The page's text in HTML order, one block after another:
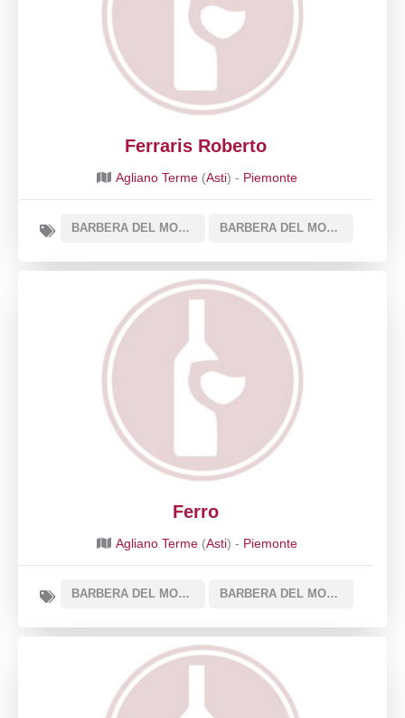
Ferraris Roberto
Agliano Terme(Asti) - Piemonte
BARBERA DEL MONFERRATO DOC BARBERA DEL MONFERRATO SUPERIORE DOCG
Ferro
Agliano Terme(Asti) - Piemonte
BARBERA DEL MONFERRATO DOC BARBERA DEL MONFERRATO SUPERIORE DOCG